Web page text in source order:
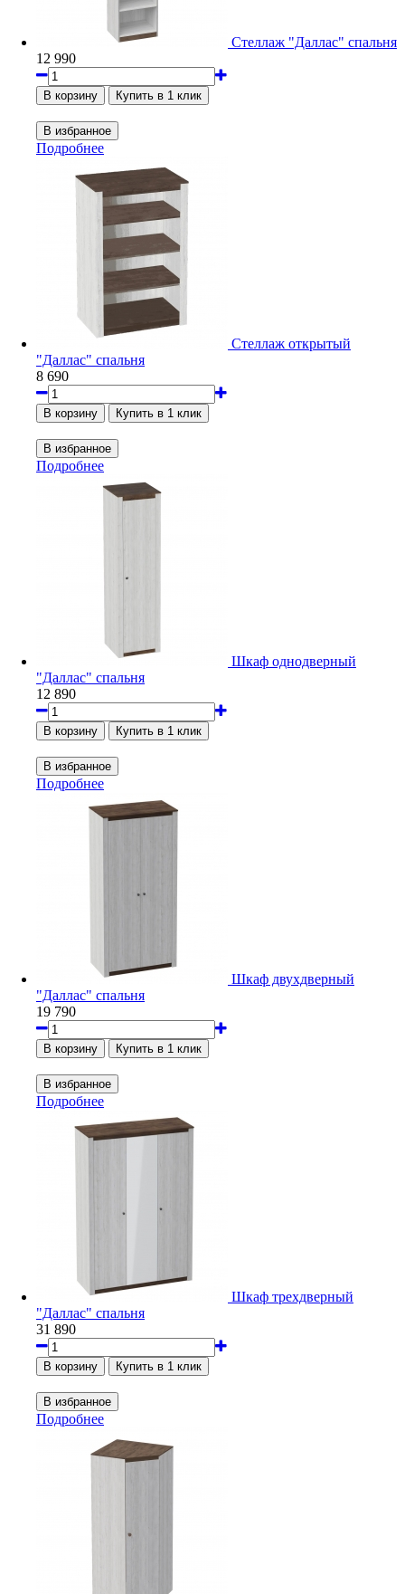
Стеллаж "Даллас" спальня
12 990
Подробнее
Стеллаж открытый
"Даллас" спальня
8 690
Подробнее
Шкаф однодверный
"Даллас" спальня
12 890
Подробнее
Шкаф двухдверный
"Даллас" спальня
19 790
Подробнее
Шкаф трехдверный
"Даллас" спальня
31 890
Подробнее